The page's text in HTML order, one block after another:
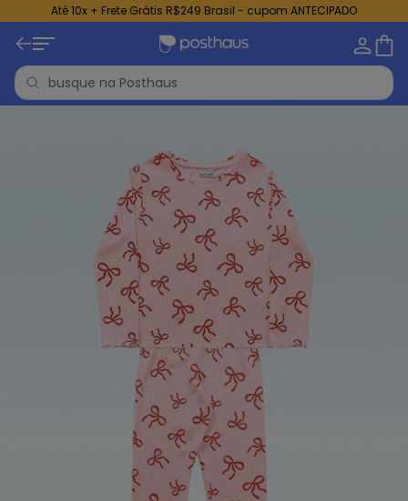
Até 10x + Frete Grátis R$249 Brasil - cupom ANTECIPADO